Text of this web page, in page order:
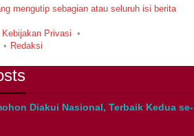
mengutip sebagian atau seluruh isi berita
Kebijakan Privasi
Redaksi
Diakui Nasional, Terbaik Kedua se-